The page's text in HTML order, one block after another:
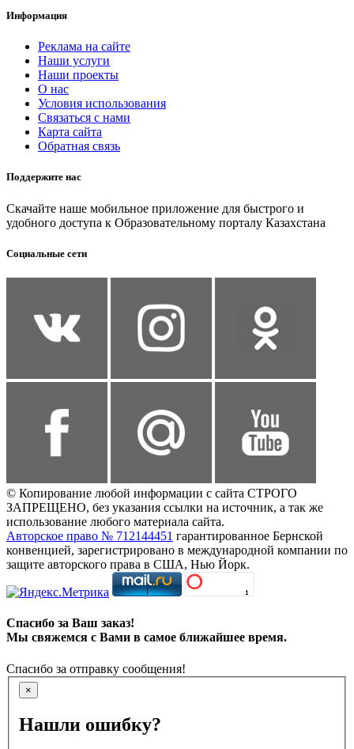
Информация
Реклама на сайте
Наши услуги
Наши проекты
О нас
Условия использования
Связаться с нами
Карта сайта
Обратная связь
Поддержите нас
Скачайте наше мобильное приложение для быстрого и
удобного доступа к Образовательному порталу Казахстана
Социальные сети
© Копирование любой информации с сайта СТРОГО
ЗАПРЕЩЕНО, без указания ссылки на источник, а так же
использование любого материала сайта.
Авторское право № 712144451 гарантированное Бернской
конвенцией, зарегистрировано в международной компании по
защите авторского права в США, Нью Йорк.
Спасибо за Ваш заказ!
Мы свяжемся с Вами в самое ближайшее время.
Спасибо за отправку сообщения!
×
Нашли ошибку?